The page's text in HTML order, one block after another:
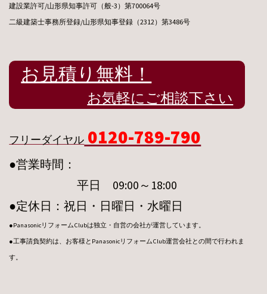
建設業許可/山形県知事許可（般-3）第700064号
二級建築士事務所登録/山形県知事登録（2312）第3486号
お見積り無料！
お気軽にご相談下さい
フリーダイヤル 0120-789-790
●営業時間：
平日 09:00～18:00
●定休日：祝日・日曜日・水曜日
●PanasonicリフォームClubは独立・自営の会社が運営しています。
●工事請負契約は、お客様とPanasonicリフォームClub運営会社との間で行われま
す。